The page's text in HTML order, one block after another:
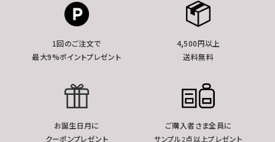
1回のご注文で
最大9%ポイントプレゼント
4,500円以上
送料無料
お誕生日月に
クーポンプレゼント
ご購入者さま全員に
サンプル2点以上プレゼント